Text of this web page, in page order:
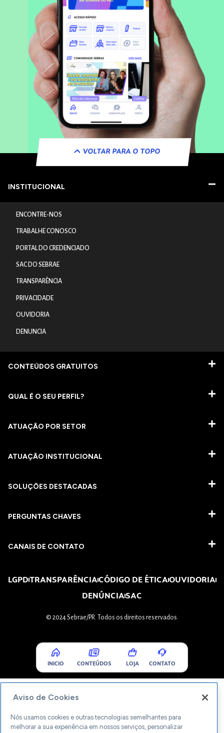
VOLTAR PARA O TOPO
INSTITUCIONAL
ENCONTRE-NOS
TRABALHE CONOSCO
PORTAL DO CREDENCIADO
SAC DO SEBRAE
TRANSPARÊNCIA
PRIVACIDADE
OUVIDORIA
DENUNCIA
CONTEÚDOS GRATUITOS
QUAL É O SEU PERFIL?
ATUAÇÃO POR SETOR
ATUAÇÃO INSTITUCIONAL
SOLUÇÕES DESTACADAS
PERGUNTAS CHAVES​
CANAIS DE CONTATO
LGPDTRANSPARÊNCIACÓDIGO DE ÉTICAOUVIDORIA
DENÚNCIASAC
© 2024 Sebrae/PR. Todos os direitos reservados.
INICIO CONTEÚDOS LOJA CONTATO
Aviso de Cookies
Nós usamos cookies e outras tecnologias semelhantes para
melhorar a sua experiência em nossos serviços, personalizar